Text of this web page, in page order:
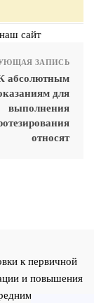
сайт
ЗАПИСЬ
абсолютным
для
выполнения
относят
к первичной
и повышения
и высшим